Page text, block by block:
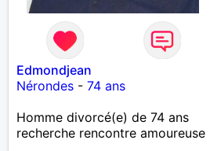
Edmondjean
Nérondes- 74 ans
Homme divorcé(e) de 74 ans
recherche rencontre amoureuse